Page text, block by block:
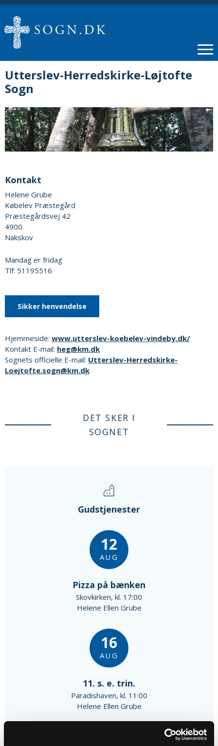
Utterslev-Herredskirke-Løjtofte
Sogn
Kontakt
Helene Grube
Købelev Præstegård
Præstegårdsvej 42
4900
Nakskov
Mandag er fridag
Tlf: 51195516
Sikker henvendelse
Hjemmeside: www.utterslev-koebelev-vindeby.dk/
Kontakt E-mail: heg@km.dk
Sognets officielle E-mail: Utterslev-Herredskirke-
Loejtofte.sogn@km.dk
DET SKER I
SOGNET
Gudstjenester
12
AUG
Pizza på bænken
Skovkirken, kl. 17:00
Helene Ellen Grube
16
AUG
11. s. e. trin.
Paradishaven, kl. 11:00
Helene Ellen Grube